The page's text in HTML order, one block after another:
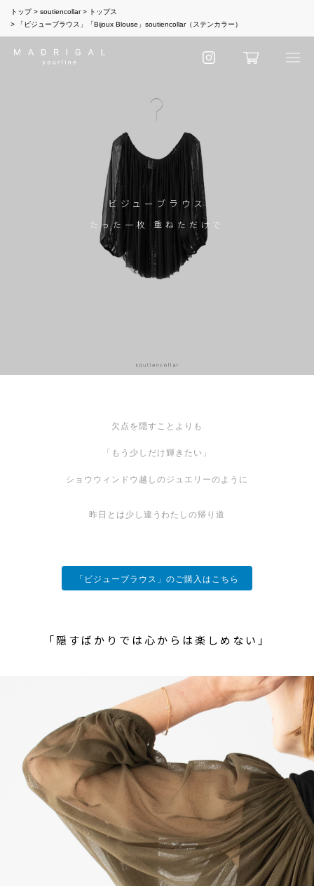
トップ soutiencollar
トップス
「ビジューブラウス」「Bijoux Blouse」soutiencollar（ステンカラー）
ビジューブラウス
たった一枚 重ねただけで
欠点を隠すことよりも
「もう少しだけ輝きたい」
ショウウィンドウ越しのジュエリーのように
昨日とは少し違うわたしの帰り道
「ビジューブラウス」のご購入はこちら
「隠すばかりでは心からは楽しめない」